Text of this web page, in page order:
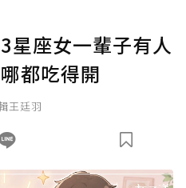
星座女一輩子有人
都吃得開
王廷羽